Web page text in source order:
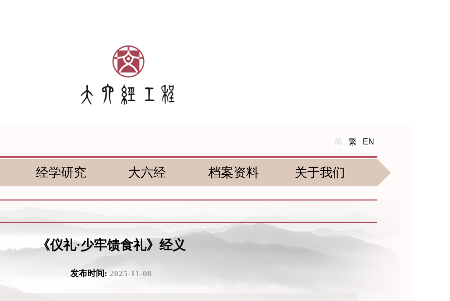
简 繁 EN
经学研究 大六经 档案资料 关于我们
《仪礼·少牢馈食礼》经义
发布时间: 2025-11-08